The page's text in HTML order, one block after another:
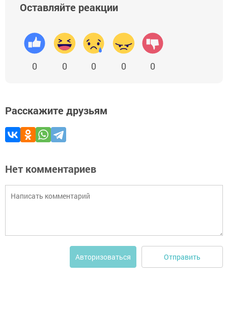
Оставляйте реакции
0 0 0 0 0
Расскажите друзьям
Нет комментариев
Авторизоваться Отправить